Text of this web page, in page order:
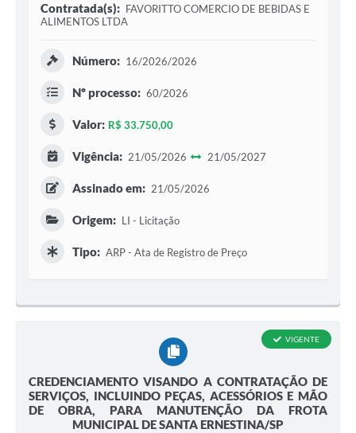
Contratada(s): FAVORITTO COMERCIO DE BEBIDAS E
ALIMENTOS LTDA
Número: 16/2026/2026
Nº processo: 60/2026
Valor: R$ 33.750,00
Vigência: 21/05/2026 21/05/2027
Assinado em: 21/05/2026
Origem: LI - Licitação
Tipo: ARP - Ata de Registro de Preço
CREDENCIAMENTO VISANDO A CONTRATAÇÃO DE
SERVIÇOS, INCLUINDO PEÇAS, ACESSÓRIOS E MÃO
DE OBRA, PARA MANUTENÇÃO DA FROTA
MUNICIPAL DE SANTA ERNESTINA/SP
VIGENTE